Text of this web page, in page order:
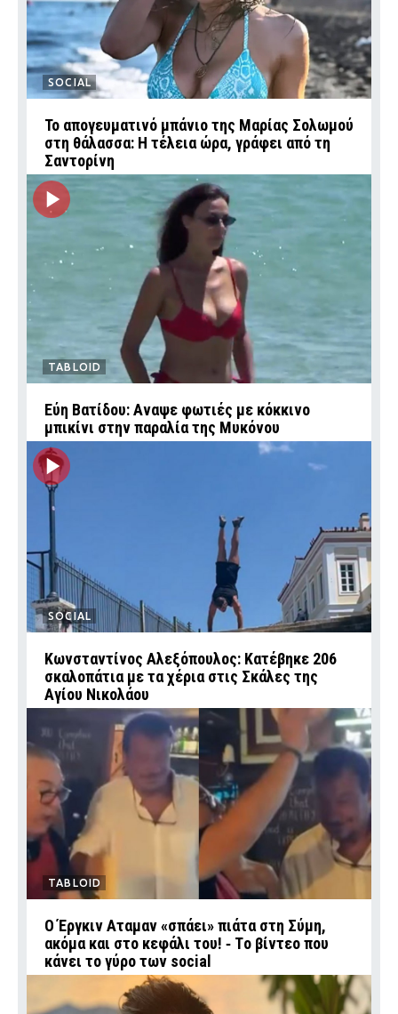
SOCIAL
Το απογευματινό μπάνιο της Μαρίας Σολωμού
στη θάλασσα: Η τέλεια ώρα, γράφει από τη
Σαντορίνη
TABLOID
Εύη Βατίδου: Αναψε φωτιές με κόκκινο
μπικίνι στην παραλία της Μυκόνου
SOCIAL
Κωνσταντίνος Αλεξόπουλος: Κατέβηκε 206
σκαλοπάτια με τα χέρια στις Σκάλες της
Αγίου Νικολάου
TABLOID
Ο Έργκιν Αταμαν «σπάει» πιάτα στη Σύμη,
ακόμα και στο κεφάλι του! ‑ Tο βίντεο που
κάνει το γύρο των social